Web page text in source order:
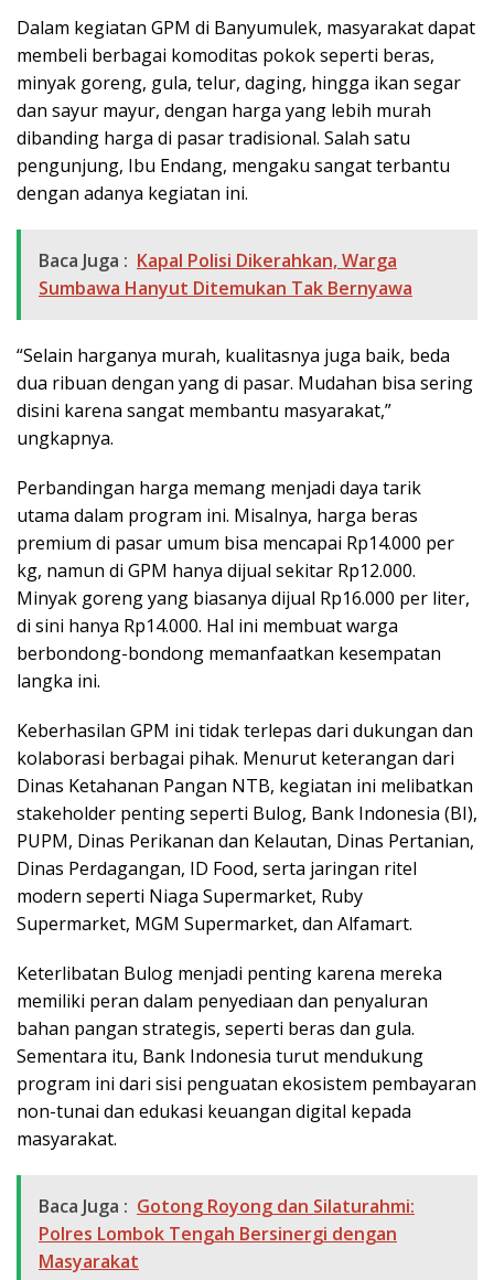
Dalam kegiatan GPM di Banyumulek, masyarakat dapat
membeli berbagai komoditas pokok seperti beras,
minyak goreng, gula, telur, daging, hingga ikan segar
dan sayur mayur, dengan harga yang lebih murah
dibanding harga di pasar tradisional. Salah satu
pengunjung, Ibu Endang, mengaku sangat terbantu
dengan adanya kegiatan ini.
Baca Juga : Kapal Polisi Dikerahkan, Warga
Sumbawa Hanyut Ditemukan Tak Bernyawa
“Selain harganya murah, kualitasnya juga baik, beda
dua ribuan dengan yang di pasar. Mudahan bisa sering
disini karena sangat membantu masyarakat,”
ungkapnya.
Perbandingan harga memang menjadi daya tarik
utama dalam program ini. Misalnya, harga beras
premium di pasar umum bisa mencapai Rp14.000 per
kg, namun di GPM hanya dijual sekitar Rp12.000.
Minyak goreng yang biasanya dijual Rp16.000 per liter,
di sini hanya Rp14.000. Hal ini membuat warga
berbondong-bondong memanfaatkan kesempatan
langka ini.
Keberhasilan GPM ini tidak terlepas dari dukungan dan
kolaborasi berbagai pihak. Menurut keterangan dari
Dinas Ketahanan Pangan NTB, kegiatan ini melibatkan
stakeholder penting seperti Bulog, Bank Indonesia (BI),
PUPM, Dinas Perikanan dan Kelautan, Dinas Pertanian,
Dinas Perdagangan, ID Food, serta jaringan ritel
modern seperti Niaga Supermarket, Ruby
Supermarket, MGM Supermarket, dan Alfamart.
Keterlibatan Bulog menjadi penting karena mereka
memiliki peran dalam penyediaan dan penyaluran
bahan pangan strategis, seperti beras dan gula.
Sementara itu, Bank Indonesia turut mendukung
program ini dari sisi penguatan ekosistem pembayaran
non-tunai dan edukasi keuangan digital kepada
masyarakat.
Baca Juga : Gotong Royong dan Silaturahmi:
Polres Lombok Tengah Bersinergi dengan
Masyarakat